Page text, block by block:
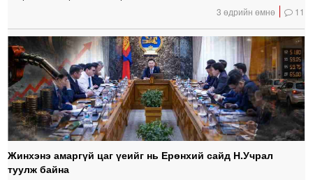
3 өдрийн өмнө 11
Жинхэнэ амаргүй цаг үеийг нь Ерөнхий сайд Н.Учрал
туулж байна